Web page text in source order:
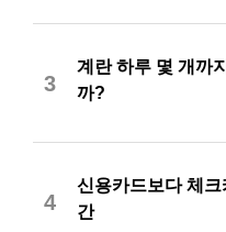
3
계란 하루 몇 개까
까?
4
신용카드보다 체
간